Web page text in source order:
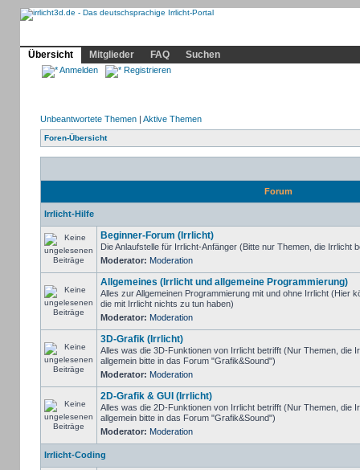
Übersicht
Mitglieder FAQ Suchen
Anmelden Registrieren
Unbeantwortete Themen| Aktive Themen
Foren-Übersicht
Forum
Irrlicht-Hilfe
Beginner-Forum (Irrlicht)
Die Anlaufstelle für Irrlicht-Anfänger (Bitte nur Themen, die Irrlicht
Moderator: Moderation
Allgemeines (Irrlicht und allgemeine Programmierung)
Alles zur Allgemeinen Programmierung mit und ohne Irrlicht (Hier
die mit Irrlicht nichts zu tun haben)
Moderator: Moderation
3D-Grafik (Irrlicht)
Alles was die 3D-Funktionen von Irrlicht betrifft (Nur Themen, die
allgemein bitte in das Forum "Grafik&Sound")
Moderator: Moderation
2D-Grafik & GUI (Irrlicht)
Alles was die 2D-Funktionen von Irrlicht betrifft (Nur Themen, die
allgemein bitte in das Forum "Grafik&Sound")
Moderator: Moderation
Irrlicht-Coding